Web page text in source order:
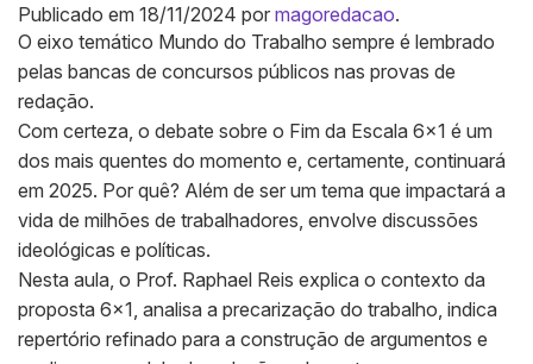
Publicado em 18/11/2024 por magoredacao.
O eixo temático Mundo do Trabalho sempre é lembrado
pelas bancas de concursos públicos nas provas de
redação.
Com certeza, o debate sobre o Fim da Escala 6×1 é um
dos mais quentes do momento e, certamente, continuará
em 2025. Por quê? Além de ser um tema que impactará a
vida de milhões de trabalhadores, envolve discussões
ideológicas e políticas.
Nesta aula, o Prof. Raphael Reis explica o contexto da
proposta 6×1, analisa a precarização do trabalho, indica
repertório refinado para a construção de argumentos e